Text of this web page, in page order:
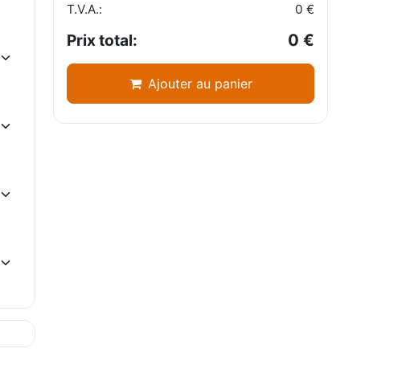
T.V.A.:
0 €
Prix total: 0 €
Ajouter au panier